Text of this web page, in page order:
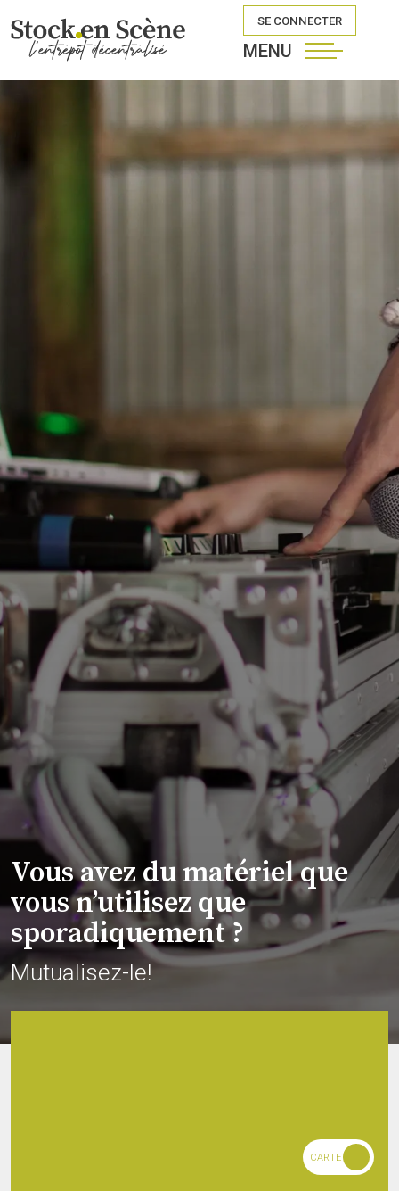
SE CONNECTER
MENU
Vous avez du matériel que
vous n’utilisez que
sporadiquement ?
Mutualisez-le!